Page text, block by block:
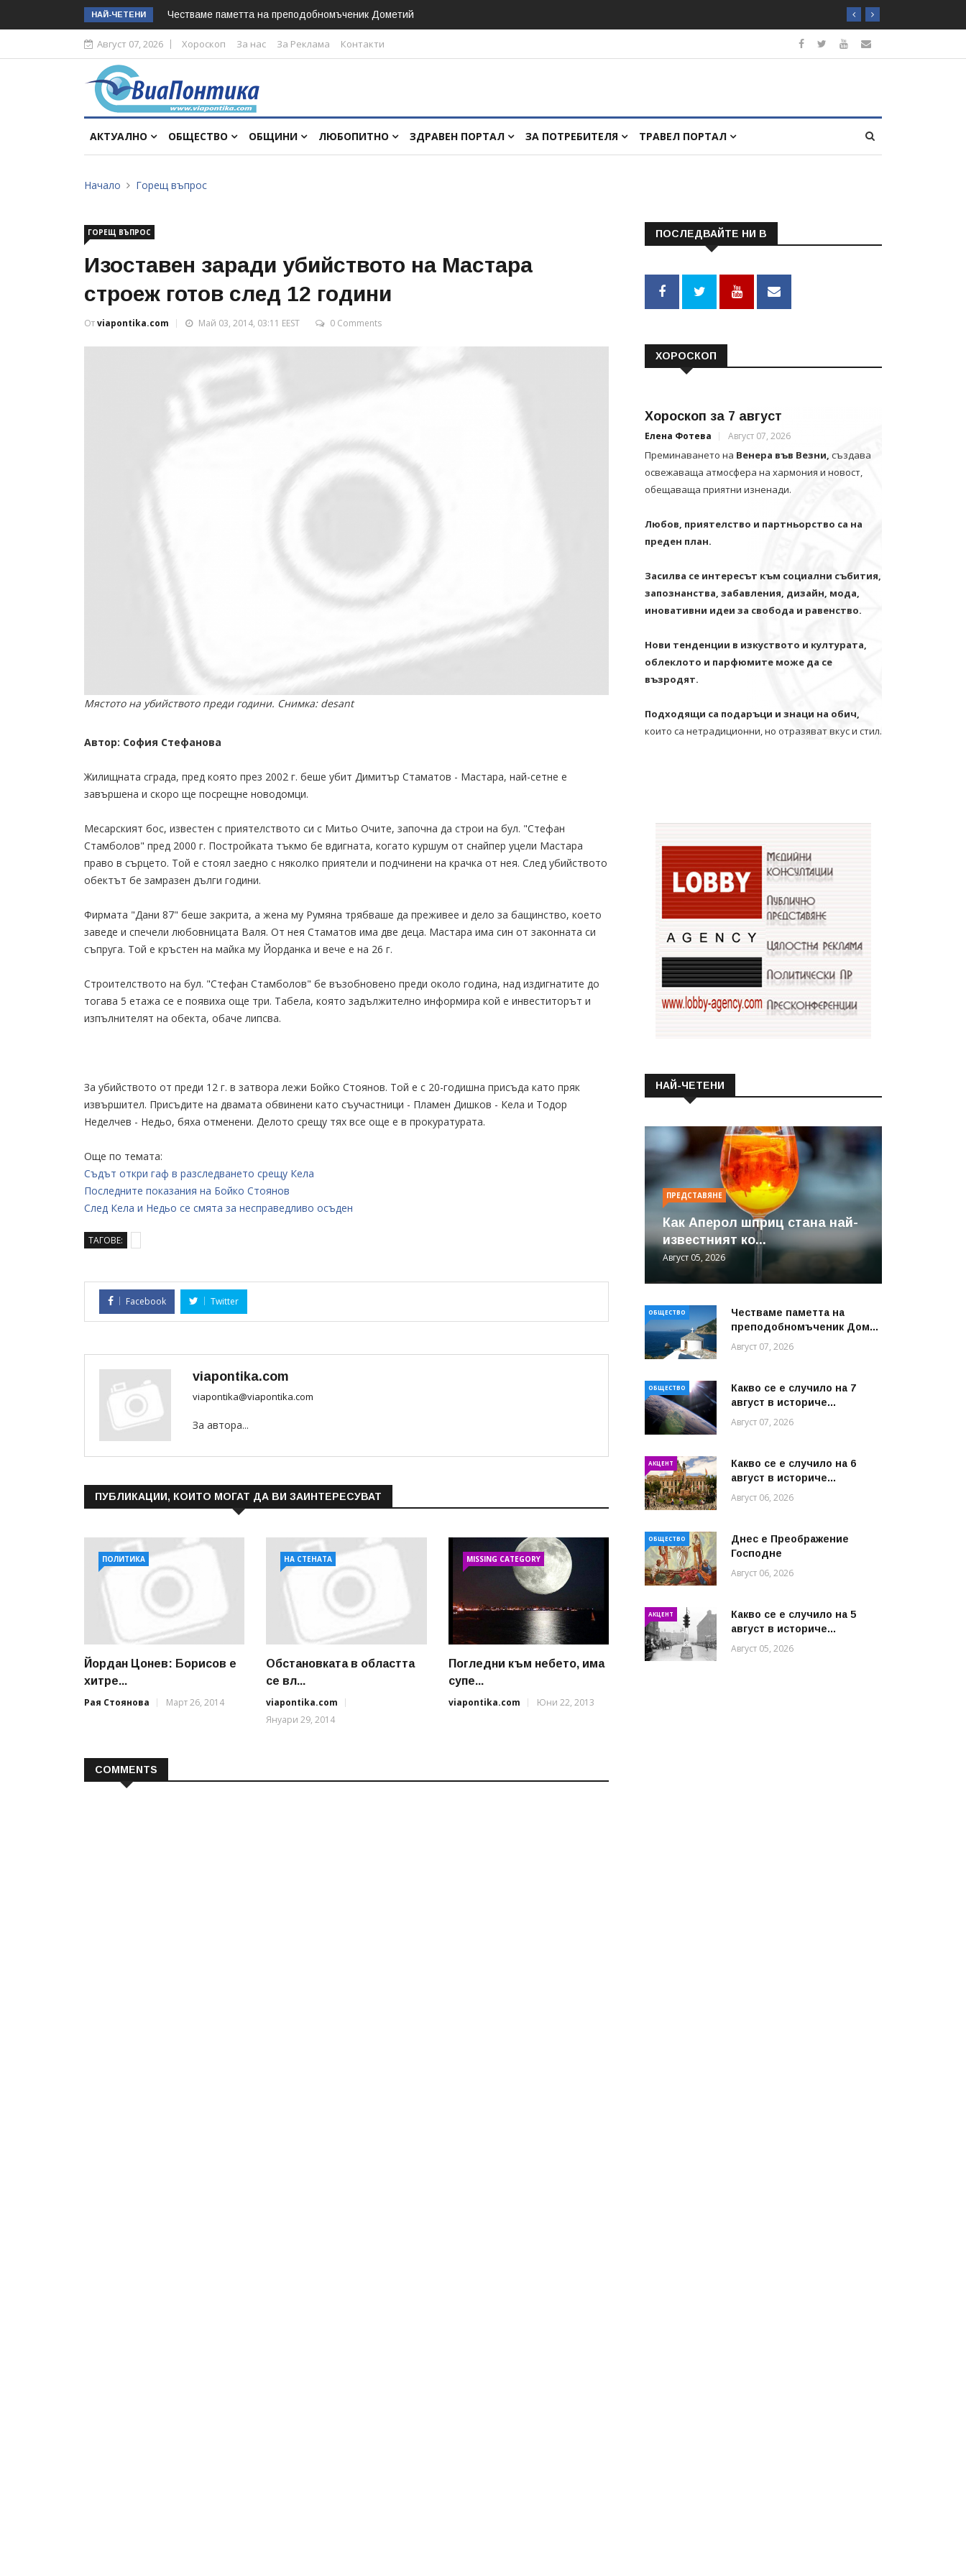
НАЙ-ЧЕТЕНИ Честваме паметта на преподобномъченик Дометий
Август 07, 2026 Хороскоп За нас За Реклама Контакти
АКТУАЛНО ОБЩЕСТВО ОБЩИНИ ЛЮБОПИТНО ЗДРАВЕН ПОРТАЛ ЗА ПОТРЕБИТЕЛЯ ТРАВЕЛ ПОРТАЛ
Начало Горещ въпрос
ГОРЕЩ ВЪПРОС
Изоставен заради убийството на Мастара
строеж готов след 12 години
Отviapontika.com Май 03, 2014, 03:11 EEST 0 Comments
Мястото на убийството преди години. Снимка: desant
Автор: София Стефанова
Жилищната сграда, пред която през 2002 г. беше убит Димитър Стаматов - Мастара, най-сетне е
завършена и скоро ще посрещне новодомци.
Месарският бос, известен с приятелството си с Митьо Очите, започна да строи на бул. "Стефан
Стамболов" пред 2000 г. Постройката тъкмо бе вдигната, когато куршум от снайпер уцели Мастара
право в сърцето. Той е стоял заедно с няколко приятели и подчинени на крачка от нея. След убийството
обектът бе замразен дълги години.
Фирмата "Дани 87" беше закрита, а жена му Румяна трябваше да преживее и дело за бащинство, което
заведе и спечели любовницата Валя. От нея Стаматов има две деца. Мастара има син от законната си
съпруга. Той е кръстен на майка му Йорданка и вече е на 26 г.
Строителството на бул. "Стефан Стамболов" бе възобновено преди около година, над издигнатите до
тогава 5 етажа се е появиха още три. Табела, която задължително информира кой е инвеститорът и
изпълнителят на обекта, обаче липсва.
За убийството от преди 12 г. в затвора лежи Бойко Стоянов. Той е с 20-годишна присъда като пряк
извършител. Присъдите на двамата обвинени като съучастници - Пламен Дишков - Кела и Тодор
Неделчев - Недьо, бяха отменени. Делото срещу тях все още е в прокуратурата.
Още по темата:
Съдът откри гаф в разследването срещу Кела
Последните показания на Бойко Стоянов
След Кела и Недьо се смята за несправедливо осъден
ТАГОВЕ:
Facebook Twitter
viapontika.com
viapontika@viapontika.com
За автора...
ПУБЛИКАЦИИ, КОИТО МОГАТ ДА ВИ ЗАИНТЕРЕСУВАТ
ПОЛИТИКА
Йордан Цонев: Борисов е
хитре...
Рая Стоянова
Март 26, 2014
НА СТЕНАТА
Обстановката в областта
се вл...
viapontika.com
Януари 29, 2014
MISSING CATEGORY
Погледни към небето, има
супе...
viapontika.com
Юни 22, 2013
COMMENTS
ПОСЛЕДВАЙТЕ НИ В
ХОРОСКОП
Хороскоп за 7 август
Елена Фотева Август 07, 2026
Преминаването на Венера във Везни, създава
освежаваща атмосфера на хармония и новост,
обещаваща приятни изненади.
Любов, приятелство и партньорство са на
преден план.
Засилва се интересът към социални събития,
запознанства, забавления, дизайн, мода,
иновативни идеи за свобода и равенство.
Нови тенденции в изкуството и културата,
облеклото и парфюмите може да се
възродят.
Подходящи са подаръци и знаци на обич,
които са нетрадиционни, но отразяват вкус и стил.
НАЙ-ЧЕТЕНИ
ПРЕДСТАВЯНЕ
Как Аперол шприц стана най-
известният ко...
Август 05, 2026
ОБЩЕСТВО
Честваме паметта на
преподобномъченик Дом...
Август 07, 2026
ОБЩЕСТВО
Какво се е случило на 7
август в историче...
Август 07, 2026
АКЦЕНТ
Какво се е случило на 6
август в историче...
Август 06, 2026
ОБЩЕСТВО
Днес е Преображение
Господне
Август 06, 2026
АКЦЕНТ
Какво се е случило на 5
август в историче...
Август 05, 2026